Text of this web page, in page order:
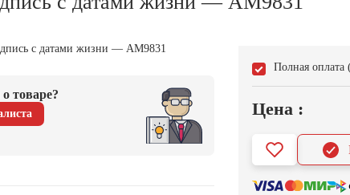
товаре?
Полная оплата
Цена :